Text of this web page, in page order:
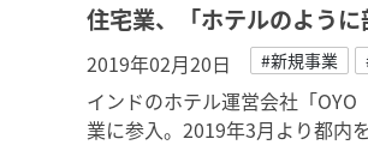
住宅業、「ホテルのよう
2019年02月20日 #新規事業
インドのホテル運営会社「
業に参入。2019年3月より都内